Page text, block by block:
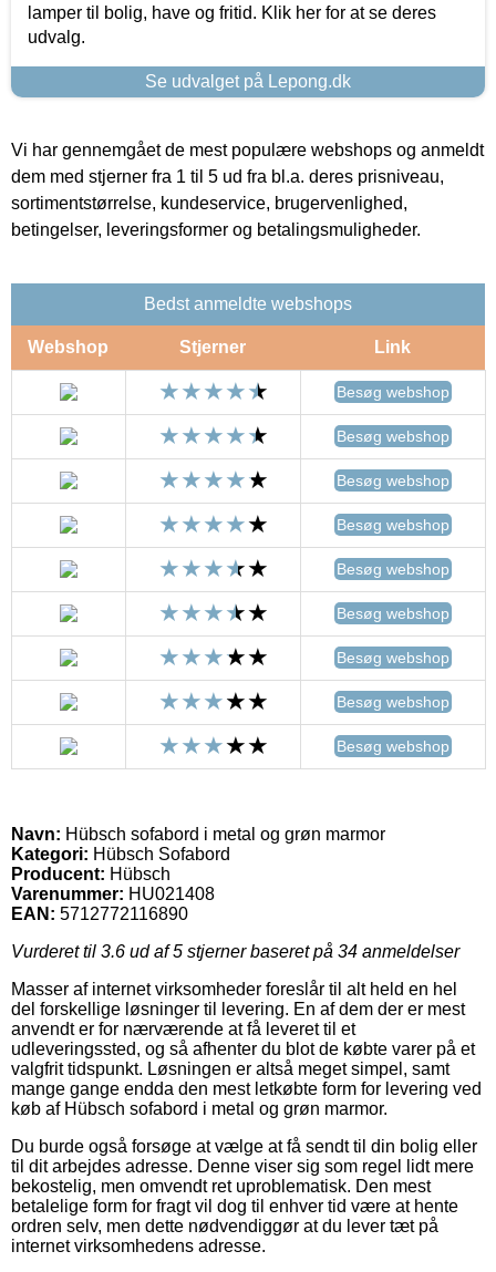
lamper til bolig, have og fritid. Klik her for at se deres
udvalg.
Se udvalget på Lepong.dk
Vi har gennemgået de mest populære webshops og anmeldt
dem med stjerner fra 1 til 5 ud fra bl.a. deres prisniveau,
sortimentstørrelse, kundeservice, brugervenlighed,
betingelser, leveringsformer og betalingsmuligheder.
Bedst anmeldte webshops
Webshop Stjerner Link
Besøg webshop
Besøg webshop
Besøg webshop
Besøg webshop
Besøg webshop
Besøg webshop
Besøg webshop
Besøg webshop
Besøg webshop
Navn: Hübsch sofabord i metal og grøn marmor
Kategori: Hübsch Sofabord
Producent: Hübsch
Varenummer: HU021408
EAN: 5712772116890
Vurderet til 3.6 ud af 5 stjerner baseret på 34 anmeldelser
Masser af internet virksomheder foreslår til alt held en hel
del forskellige løsninger til levering. En af dem der er mest
anvendt er for nærværende at få leveret til et
udleveringssted, og så afhenter du blot de købte varer på et
valgfrit tidspunkt. Løsningen er altså meget simpel, samt
mange gange endda den mest letkøbte form for levering ved
køb af Hübsch sofabord i metal og grøn marmor.
Du burde også forsøge at vælge at få sendt til din bolig eller
til dit arbejdes adresse. Denne viser sig som regel lidt mere
bekostelig, men omvendt ret uproblematisk. Den mest
betalelige form for fragt vil dog til enhver tid være at hente
ordren selv, men dette nødvendiggør at du lever tæt på
internet virksomhedens adresse.